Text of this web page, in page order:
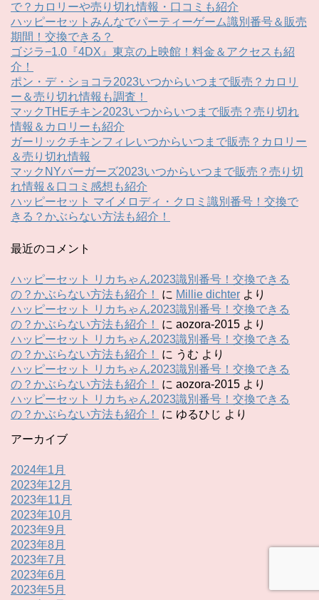
で？カロリーや売り切れ情報・口コミも紹介
ハッピーセットみんなでパーティーゲーム識別番号＆販売
期間！交換できる？
ゴジラ−1.0『4DX』東京の上映館！料金＆アクセスも紹
介！
ポン・デ・ショコラ2023いつからいつまで販売？カロリ
ー＆売り切れ情報も調査！
マックTHEチキン2023いつからいつまで販売？売り切れ
情報＆カロリーも紹介
ガーリックチキンフィレいつからいつまで販売？カロリー
＆売り切れ情報
マックNYバーガーズ2023いつからいつまで販売？売り切
れ情報＆口コミ感想も紹介
ハッピーセット マイメロディ・クロミ識別番号！交換で
きる？かぶらない方法も紹介！
最近のコメント
ハッピーセット リカちゃん2023識別番号！交換できる
の？かぶらない方法も紹介！
に Millie dichter より
ハッピーセット リカちゃん2023識別番号！交換できる
の？かぶらない方法も紹介！
に aozora-2015 より
ハッピーセット リカちゃん2023識別番号！交換できる
の？かぶらない方法も紹介！
に うむ より
ハッピーセット リカちゃん2023識別番号！交換できる
の？かぶらない方法も紹介！
に aozora-2015 より
ハッピーセット リカちゃん2023識別番号！交換できる
の？かぶらない方法も紹介！
に ゆるひじ より
アーカイブ
2024年1月
2023年12月
2023年11月
2023年10月
2023年9月
2023年8月
2023年7月
2023年6月
2023年5月